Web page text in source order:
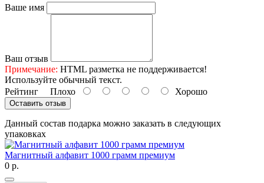
Ваше имя
Ваш отзыв
Примечание: HTML разметка не поддерживается!
Используйте обычный текст.
Рейтинг Плохо Хорошо
Оставить отзыв
Данный состав подарка можно заказать в следующих
упаковках
Магнитный алфавит 1000 грамм премиум
0 р.